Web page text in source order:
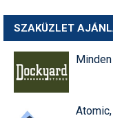
SZAKÜZLET